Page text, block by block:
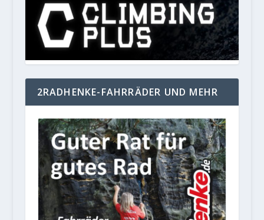
2RADHENKE-FAHRRÄDER UND MEHR